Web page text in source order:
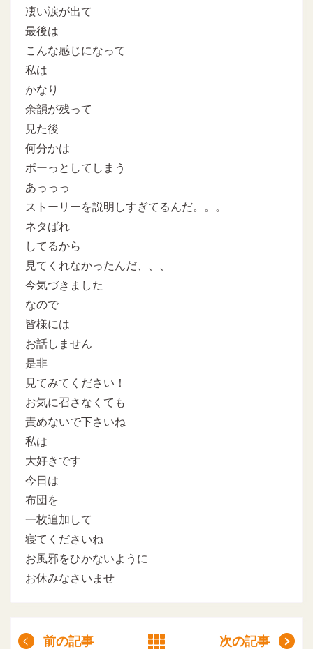
凄い涙が出て
最後は
こんな感じになって
私は
かなり
余韻が残って
見た後
何分かは
ボーっとしてしまう
あっっっ
ストーリーを説明しすぎてるんだ。。。
ネタばれ
してるから
見てくれなかったんだ、、、
今気づきました
なので
皆様には
お話しません
是非
見てみてください！
お気に召さなくても
責めないで下さいね
私は
大好きです
今日は
布団を
一枚追加して
寝てくださいね
お風邪をひかないように
お休みなさいませ
前の記事 次の記事